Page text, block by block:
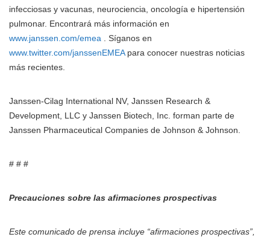
infecciosas y vacunas, neurociencia, oncología e hipertensión
pulmonar. Encontrará más información en
www.janssen.com/emea . Síganos en
www.twitter.com/janssenEMEApara conocer nuestras noticias
más recientes.
Janssen-Cilag International NV, Janssen Research &
Development, LLC y Janssen Biotech, Inc. forman parte de
Janssen Pharmaceutical Companies de Johnson & Johnson.
# # #
Precauciones sobre las afirmaciones prospectivas
Este comunicado de prensa incluye “afirmaciones prospectivas”,